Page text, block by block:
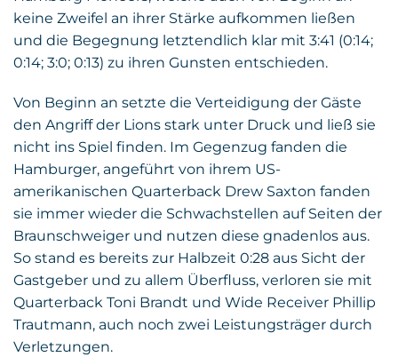
keine Zweifel an ihrer Stärke aufkommen ließen
und die Begegnung letztendlich klar mit 3:41 (0:14;
0:14; 3:0; 0:13) zu ihren Gunsten entschieden.
Von Beginn an setzte die Verteidigung der Gäste
den Angriff der Lions stark unter Druck und ließ sie
nicht ins Spiel finden. Im Gegenzug fanden die
Hamburger, angeführt von ihrem US-
amerikanischen Quarterback Drew Saxton fanden
sie immer wieder die Schwachstellen auf Seiten der
Braunschweiger und nutzen diese gnadenlos aus.
So stand es bereits zur Halbzeit 0:28 aus Sicht der
Gastgeber und zu allem Überfluss, verloren sie mit
Quarterback Toni Brandt und Wide Receiver Phillip
Trautmann, auch noch zwei Leistungsträger durch
Verletzungen.